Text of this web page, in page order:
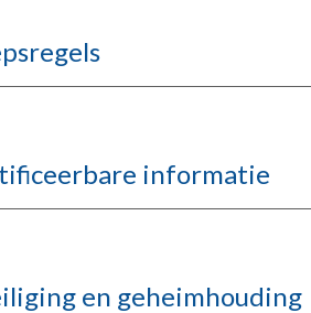
informatie
en geheimhouding